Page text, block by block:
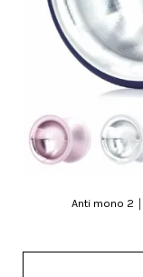
Anti mono 2